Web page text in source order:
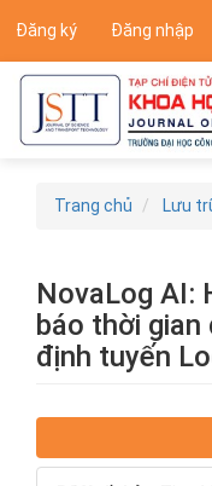
Navigation
Main
Content
Sidebar
Đăng ký Đăng nhập
Trang chủ Lưu
NovaLog AI:
báo thời gian
định tuyến
Sidebar